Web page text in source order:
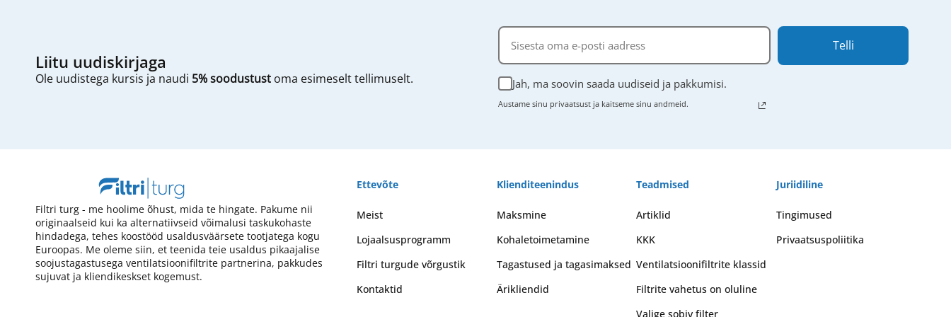
Liitu uudiskirjaga
Ole uudistega kursis ja naudi 5% soodustust oma esimeselt tellimuselt. Jah, ma soovin saada uudiseid ja pakkumisi.
Austame sinu privaatsust ja kaitseme sinu andmeid.
Telli
Filtri turg - me hoolime õhust, mida te hingate. Pakume nii
originaalseid kui ka alternatiivseid võimalusi taskukohaste
hindadega, tehes koostööd usaldusväärsete tootjatega kogu
Euroopas. Me oleme siin, et teenida teie usaldus pikaajalise
soojustagastusega ventilatsioonifiltrite partnerina, pakkudes
sujuvat ja kliendikeskset kogemust.
Ettevõte
Meist
Lojaalsusprogramm
Filtri turgude võrgustik
Kontaktid
Klienditeenindus
Maksmine
Kohaletoimetamine
Tagastused ja tagasimaksed
Ärikliendid
Teadmised
Artiklid
KKK
Ventilatsioonifiltrite klassid
Filtrite vahetus on oluline
Valige sobiv filter
Juriidiline
Tingimused
Privaatsuspoliitika